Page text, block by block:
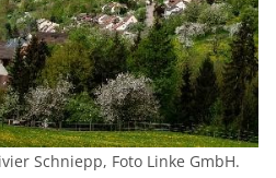
Schniepp, Foto Linke GmbH.